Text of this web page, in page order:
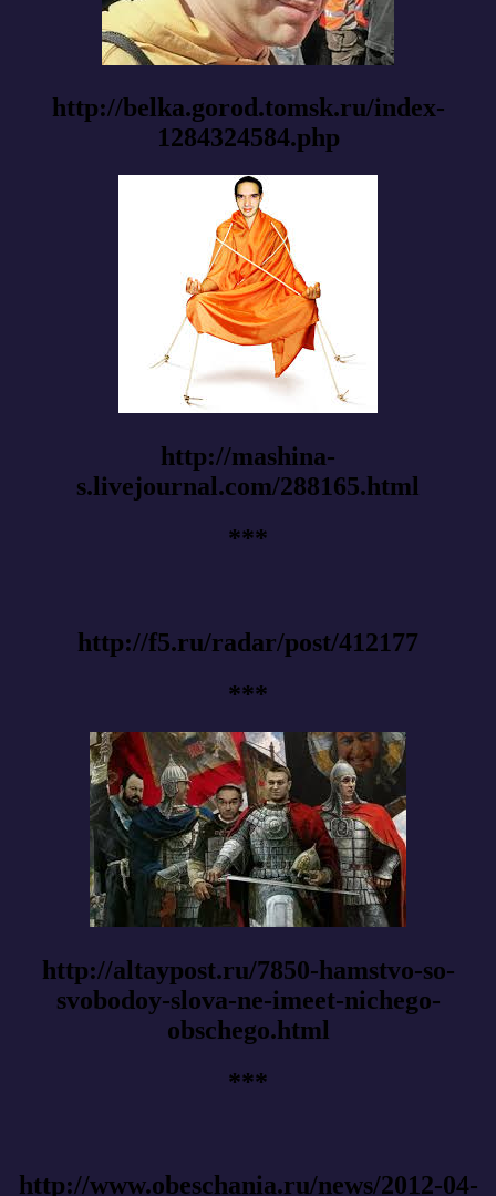
http://belka.gorod.tomsk.ru/index-
1284324584.php
http://mashina-
s.livejournal.com/288165.html
***
http://f5.ru/radar/post/412177
***
http://altaypost.ru/7850-hamstvo-so-
svobodoy-slova-ne-imeet-nichego-
obschego.html
***
http://www.obeschania.ru/news/2012-04-